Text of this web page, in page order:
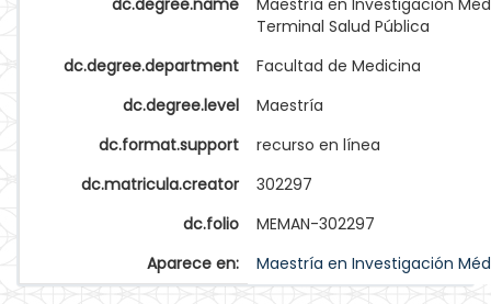
dc.degree.name
Maestría en Investigación
Terminal Salud Pública
dc.degree.department
Facultad de Medicina
dc.degree.level
Maestría
dc.format.support
recurso en línea
dc.matricula.creator
302297
dc.folio
MEMAN-302297
Aparece en:
Maestría en Investigación